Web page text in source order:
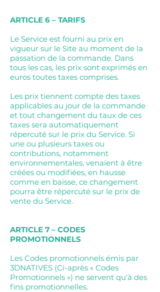
ARTICLE 6 – TARIFS
Le Service est fourni au prix en
vigueur sur le Site au moment de la
passation de la commande. Dans
tous les cas, les prix sont exprimés en
euros toutes taxes comprises.
Les prix tiennent compte des taxes
applicables au jour de la commande
et tout changement du taux de ces
taxes sera automatiquement
répercuté sur le prix du Service. Si
une ou plusieurs taxes ou
contributions, notamment
environnementales, venaient à être
créées ou modifiées, en hausse
comme en baisse, ce changement
pourra être répercuté sur le prix de
vente du Service.
ARTICLE 7 – CODES
PROMOTIONNELS
Les Codes promotionnels émis par
3DNATIVES (Ci-après « Codes
Promotionnels ») ne servent qu'à des
fins promotionnelles.